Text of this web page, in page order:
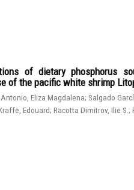
of dietary phosphorus
of the pacific white shrimp
Eliza Magdalena; Salgado
Edouard;Racotta Dimitrov, Ilie S.;